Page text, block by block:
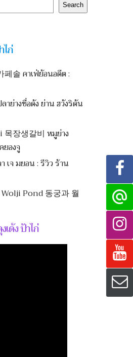
Search
ไก่
솔 คาเฟ่ย้อนอดีต :
ย่างชื่อดัง ย่าน ฮวังริดัน
장생갈비 หมูย่าง
ยองจู
จ มยอน : รีวิว ร้าน
Pond 동궁과 월
ด้ง ป้าไก่